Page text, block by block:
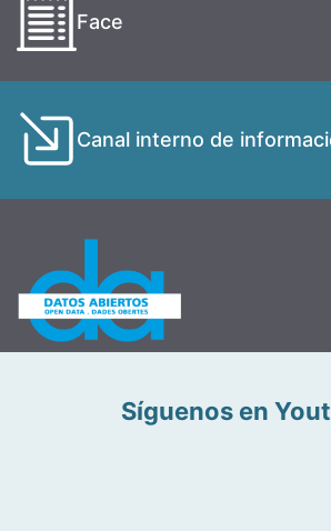
Face
Canal interno de
Síguenos en